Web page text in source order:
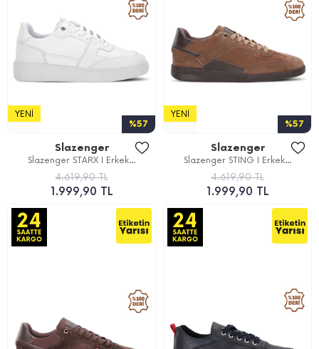
%57
YENI
Slazenger
Slazenger STARX I Erkek...
4.619,90 TL
1.999,90 TL
%57
YENI
Slazenger
Slazenger STING I Erkek...
4.619,90 TL
1.999,90 TL